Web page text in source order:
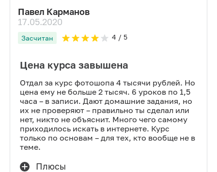
Павел Карманов
17.05.2020
Засчитан 4 / 5
Цена курса завышена
Отдал за курс фотошопа 4 тысячи рублей. Но
цена ему не больше 2 тысяч. 6 уроков по 1,5
часа – в записи. Дают домашние задания, но
их не проверяют – правильно ты сделал или
нет, никто не объяснит. Много чего самому
приходилось искать в интернете. Курс
только по основам – для тех, кто вообще не в
теме.
Плюсы